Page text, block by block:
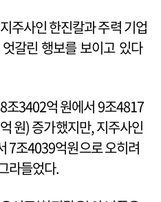
주사인 한진칼과 주력 기업
갈린 행보를 보이고 있다
조3402억 원에서 9조4817
원) 증가했지만, 지주사인
7조4039억원으로 오히려
라들었다.